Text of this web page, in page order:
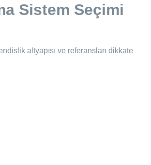
Sistem Seçimi
altyapısı ve referansları dikkate